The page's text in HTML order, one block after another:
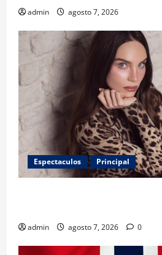
admin agosto 7, 2026
Espectaculos Principal
admin agosto 7, 2026 0